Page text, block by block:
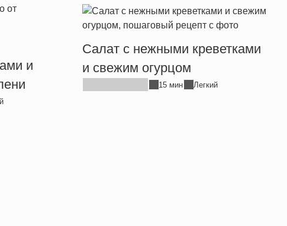
и
Салат с нежными креветками
и свежим огурцом
15 мин Легкий